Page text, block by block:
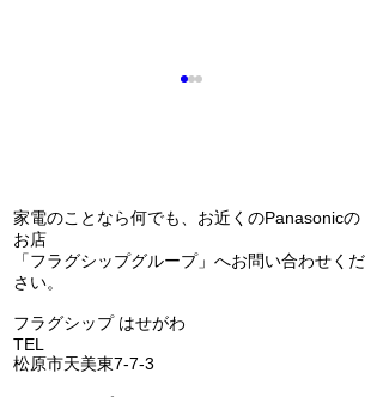
インソールの研修
家電のことなら何でも、お近くのPanasonicの
お店
「フラグシップグループ」へお問い合わせくだ
さい。
​フラグシップ はせがわ
TEL
松原市天美東7-7-3